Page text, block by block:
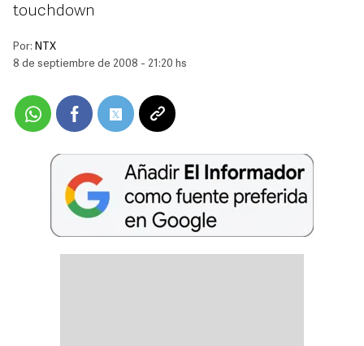
touchdown
Por: NTX
8 de septiembre de 2008 - 21:20 hs